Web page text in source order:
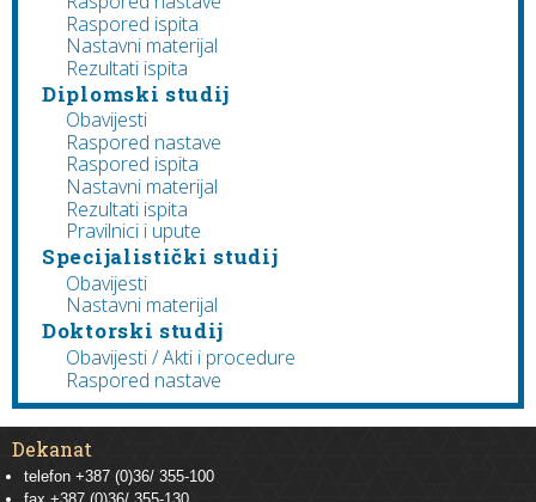
Raspored ispita
Nastavni materijal
Rezultati ispita
Diplomski studij
Obavijesti
Raspored nastave
Raspored ispita
Nastavni materijal
Rezultati ispita
Pravilnici i upute
Specijalistički studij
Obavijesti
Nastavni materijal
Doktorski studij
Obavijesti / Akti i procedure
Raspored nastave
Dekanat
telefon +387 (0)36/ 355-100